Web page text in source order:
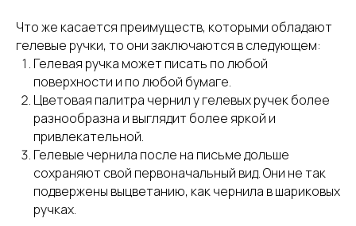
Что же касается преимуществ, которыми обладают
гелевые ручки, то они заключаются в следующем:
Гелевая ручка может писать по любой
поверхности и по любой бумаге.
Цветовая палитра чернил у гелевых ручек более
разнообразна и выглядит более яркой и
привлекательной.
Гелевые чернила после на письме дольше
сохраняют свой первоначальный вид. Они не так
подвержены выцветанию, как чернила в шариковых
ручках.